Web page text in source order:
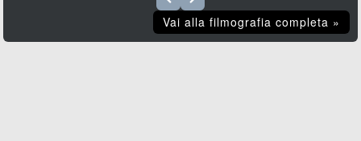
Vai alla filmografia completa »